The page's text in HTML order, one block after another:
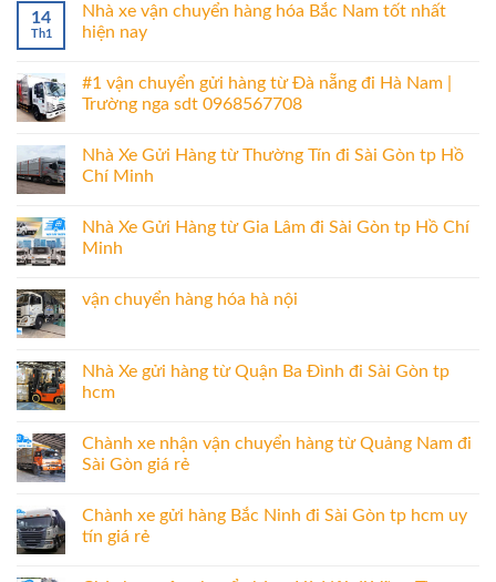
14
Th1
Nhà xe vận chuyển hàng hóa Bắc Nam tốt nhất
hiện nay
#1 vận chuyển gửi hàng từ Đà nẵng đi Hà Nam |
Trường nga sdt 0968567708
Nhà Xe Gửi Hàng từ Thường Tín đi Sài Gòn tp Hồ
Chí Minh
Nhà Xe Gửi Hàng từ Gia Lâm đi Sài Gòn tp Hồ Chí
Minh
vận chuyển hàng hóa hà nội
Nhà Xe gửi hàng từ Quận Ba Đình đi Sài Gòn tp
hcm
Chành xe nhận vận chuyển hàng từ Quảng Nam đi
Sài Gòn giá rẻ
Chành xe gửi hàng Bắc Ninh đi Sài Gòn tp hcm uy
tín giá rẻ